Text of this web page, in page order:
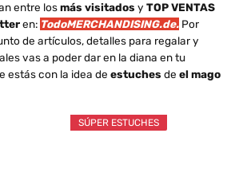
entre losmás visitados y TOP VENTAS
en: TodoMERCHANDISING.de. Por
de artículos, detalles para regalar y
vas a poder dar en la diana en tu
estás con la idea de estuches de el mago
SÚPER ESTUCHES